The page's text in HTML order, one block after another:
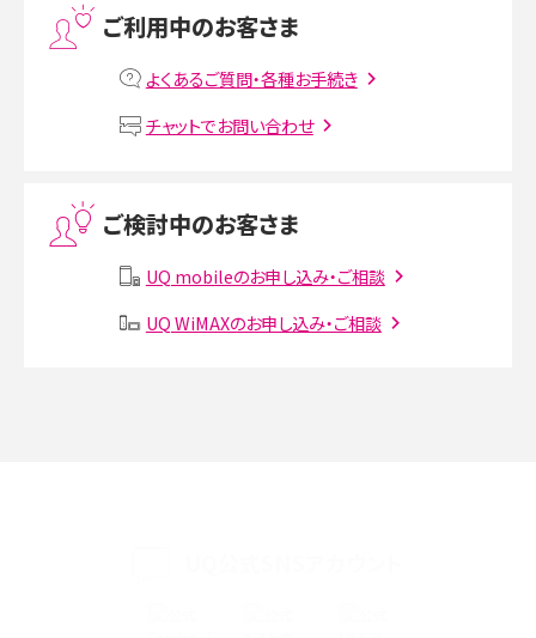
MNOとは？MVNOやMVNEとの違いやメリット・デメリットを解説
VPN接続とは？仕組みや必要性、メリット・デメリット、接続方法を解説
Instagram（インスタグラム）でスクショするとバレる？バレるケースや撮り方も解
SMSとは？料金やできること、注意点や届かない時の対処法を解説
ご利用中のお客さま
よくあるご質問・各種お手続き
チャットでお問い合わせ
ご検討中のお客さま
UQ mobileのお申し込み・ご相談
UQ WiMAXのお申し込み・ご相談